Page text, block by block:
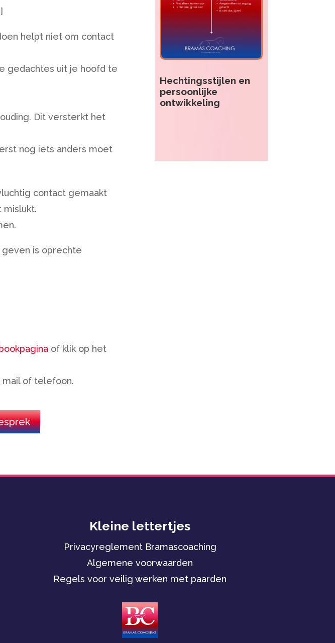
helpt niet om contact
gedachtes uit je hoofd te
Dit versterkt het
nog iets anders moet
contact gemaakt
mislukt.
is oprechte
of klik op het
mail of telefoon.
Hechtingsstijlen en
persoonlijke
ontwikkeling
Kleine lettertjes
Privacyreglement Bramascoaching
Algemene voorwaarden
Regels voor veilig werken met paarden